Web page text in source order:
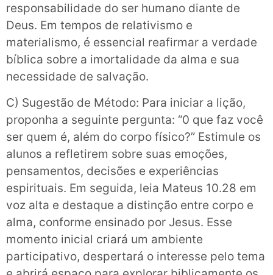
responsabilidade do ser humano diante de
Deus. Em tempos de relativismo e
materialismo, é essencial reafirmar a verdade
bíblica sobre a imortalidade da alma e sua
necessidade de salvação.
C) Sugestão de Método: Para iniciar a lição,
proponha a seguinte pergunta: “0 que faz você
ser quem é, além do corpo físico?” Estimule os
alunos a refletirem sobre suas emoções,
pensamentos, decisões e experiências
espirituais. Em seguida, leia Mateus 10.28 em
voz alta e destaque a distinção entre corpo e
alma, conforme ensinado por Jesus. Esse
momento inicial criará um ambiente
participativo, despertará o interesse pelo tema